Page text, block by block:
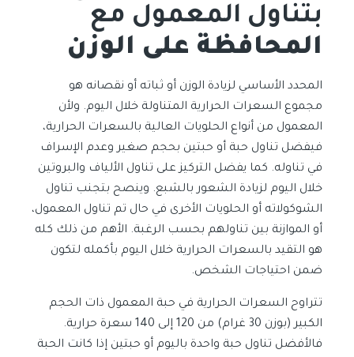
بتناول المعمول مع
المحافظة على الوزن
المحدد الأساسي لزيادة الوزن أو ثباته أو نقصانه هو
مجموع السعرات الحرارية المتناولة خلال اليوم. ولأن
المعمول من أنواع الحلويات العالية بالسعرات الحرارية،
فيفضل تناول حبة أو حبتين بحجم صغير وعدم الإسراف
في تناوله. كما يفضل التركيز على تناول الألياف والبروتين
خلال اليوم لزيادة الشعور بالشبع. وينصح بتجنب تناول
الشوكولاته أو الحلويات الأخرى في حال تم تناول المعمول،
أو الموازنة بين تناولهم بحسب الرغبة. الأهم من ذلك كله
هو التقيد بالسعرات الحرارية خلال اليوم بأكمله لتكون
ضمن احتياجات الشخص.
تتراوح السعرات الحرارية في حبة المعمول ذات الحجم
الكبير (بوزن 30 غرام) من 120 إلى 140 سعرة حرارية.
فالأفضل تناول حبة واحدة باليوم أو حبتين إذا كانت الحبة